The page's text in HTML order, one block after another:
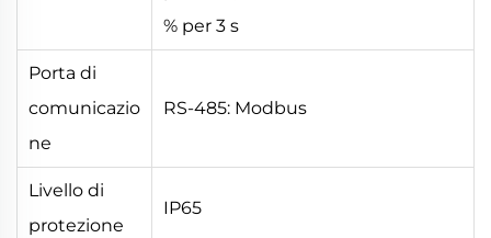
% per 3 s
Porta di
comunicazio
ne
RS-485: Modbus
Livello di
protezione
IP65